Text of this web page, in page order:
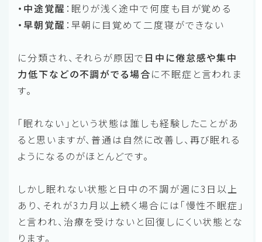
・中途覚醒 ：眠りが浅く途中で何度も目が覚める
・早朝覚醒 ：早朝に目覚めて二度寝ができない
に分類され、それらが原因で 日中に倦怠感や集中
力低下などの不調がでる場合に不眠症と言われま
す。
「眠れない」という状態は誰しも経験したことがあ
ると思いますが、普通は自然に改善し、再び眠れる
ようになるのがほとんどです。
しかし眠れない状態と日中の不調が週に3日以上
あり、それが3カ月以上続く場合には「慢性不眠症」
と言われ、治療を受けないと回復しにくい状態とな
ります。